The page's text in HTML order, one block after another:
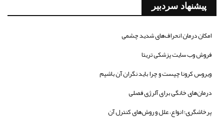
پیشنهاد سردبیر
امکان درمان انحراف‌های شدید چشمی
فروش وب سایت پزشکی تریتا
ویروس کرونا چیست و چرا باید نگران آن باشیم
درمان‌های خانگی برای آلرژی فصلی
پرخاشگری؛ انواع، علل و روش‌های کنترل آن